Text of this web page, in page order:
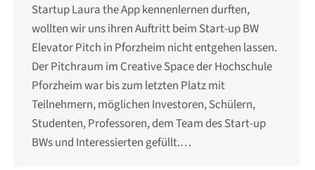
Startup Laura the App kennenlernen durften,
wollten wir uns ihren Auftritt beim Start-up BW
Elevator Pitch in Pforzheim nicht entgehen lassen.
Der Pitchraum im Creative Space der Hochschule
Pforzheim war bis zum letzten Platz mit
Teilnehmern, möglichen Investoren, Schülern,
Studenten, Professoren, dem Team des Start-up
BWs und Interessierten gefüllt.…